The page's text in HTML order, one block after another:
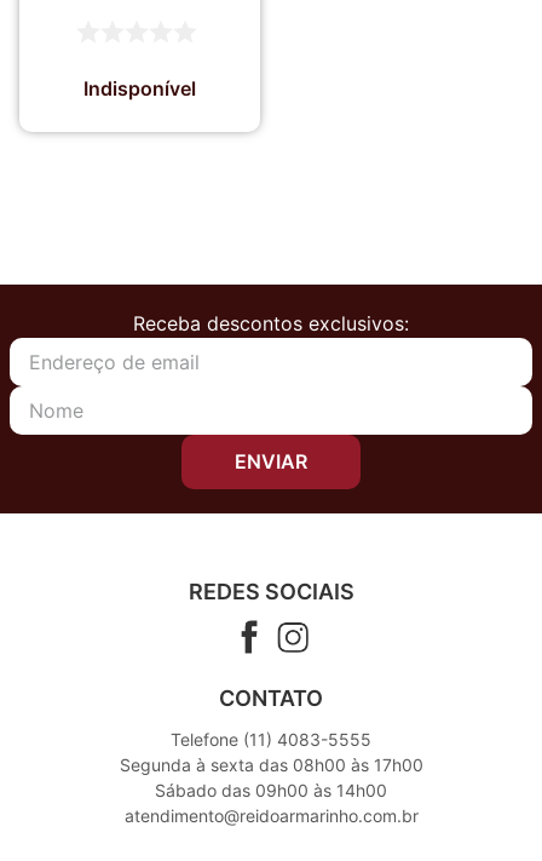
Indisponível
Receba descontos exclusivos:
ENVIAR
REDES SOCIAIS
CONTATO
Telefone (11) 4083-5555
Segunda à sexta das 08h00 às 17h00
Sábado das 09h00 às 14h00
atendimento@reidoarmarinho.com.br